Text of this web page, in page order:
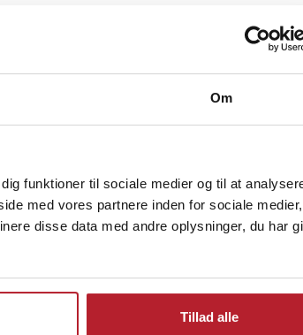
Om
funktioner til sociale medier og til at
med vores partnere inden for sociale medier,
disse data med andre oplysninger, du har
Tillad alle
Finde gode tilbud